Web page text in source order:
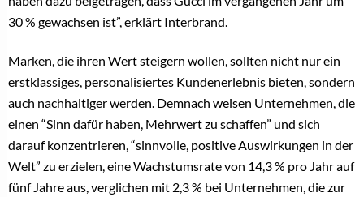
30 % gewachsen ist”, erklärt Interbrand.
Marken, die ihren Wert steigern wollen, sollten nicht nur ein
erstklassiges, personalisiertes Kundenerlebnis bieten, sondern
auch nachhaltiger werden. Demnach weisen Unternehmen, die
einen “Sinn dafür haben, Mehrwert zu schaffen” und sich
darauf konzentrieren, “sinnvolle, positive Auswirkungen in der
Welt” zu erzielen, eine Wachstumsrate von 14,3 % pro Jahr auf
fünf Jahre aus, verglichen mit 2,3 % bei Unternehmen, die zur